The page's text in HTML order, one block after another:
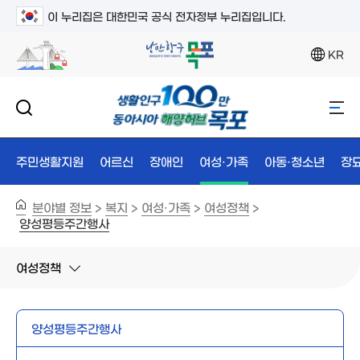
이 누리집은 대한민국 공식 전자정부 누리집입니다.
KR
주민생활지원 어르신 장애인 여성·가족 아동·청소년 장
분야별 정보 > 복지 > 여성·가족 > 여성정책 >
양성평등주간행사
여성정책
양성평등주간행사